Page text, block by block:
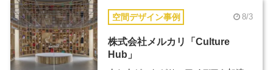
空間デザイン事例 8/3
株式会社メルカリ「Culture
Hub」